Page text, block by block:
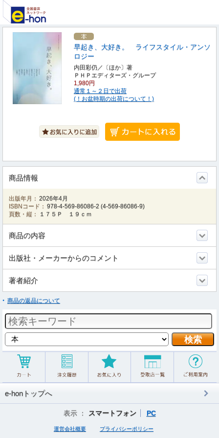
早起き、大好き。 ライフスタイル・アンソ
ロジー
内田彩仍／〔ほか〕著
ＰＨＰエディターズ・グループ
1,980円
通常１～２日で出荷
(！お盆時期の出荷について！)
商品情報
出版年月： 2026年4月
ISBNコード： 978-4-569-86086-2 (4-569-86086-9)
頁数・縦：
１７５Ｐ １９ｃｍ
商品の内容
出版社・メーカーからのコメント
著者紹介
商品の返品について
e-honトップへ
表示 ： スマートフォン PC
運営会社概要 プライバシーポリシー